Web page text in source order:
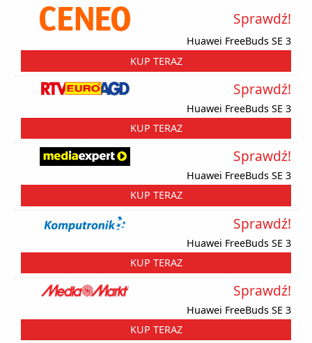
Huawei FreeBuds SE 3
Sprawdź!
KUP TERAZ
Huawei FreeBuds SE 3
Sprawdź!
KUP TERAZ
Huawei FreeBuds SE 3
Sprawdź!
KUP TERAZ
Huawei FreeBuds SE 3
Sprawdź!
KUP TERAZ
Huawei FreeBuds SE 3
Sprawdź!
KUP TERAZ